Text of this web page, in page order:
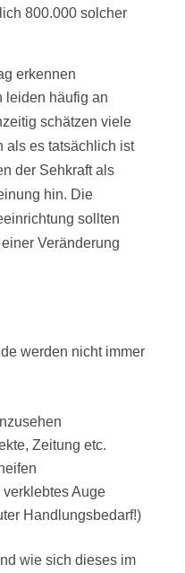
800.000 solcher
erkennen
leiden häufig an
schätzen viele
als es tatsächlich ist
der Sehkraft als
hin. Die
sollten
Veränderung
werden nicht immer
Zeitung etc.
Auge
Handlungsbedarf!)
wie sich dieses im